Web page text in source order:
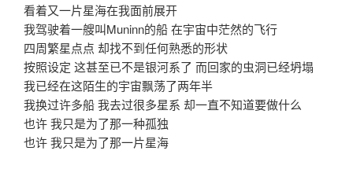
看着又一片星海在我面前展开
我驾驶着一艘叫Muninn的船 在宇宙中茫然的飞行
四周繁星点点 却找不到任何熟悉的形状
按照设定 这甚至已不是银河系了 而回家的虫洞已经坍塌
我已经在这陌生的宇宙飘荡了两年半
我换过许多船 我去过很多星系 却一直不知道要做什么
也许 我只是为了那一种孤独
也许 我只是为了那一片星海